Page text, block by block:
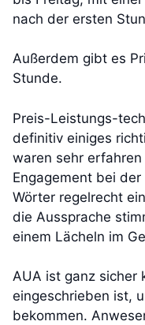
nach der ersten
Außerdem gibt es
Stunde.
Preis-Leistungs-
definitiv einiges
waren sehr
Engagement bei
Wörter regelrecht
die Aussprache
einem Lächeln im
AUA ist ganz sicher
eingeschrieben ist,
bekommen.